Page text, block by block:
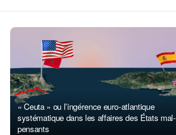
« Ceuta » ou l’ingérence euro-atlantique
systématique dans les affaires des États mal-
pensants